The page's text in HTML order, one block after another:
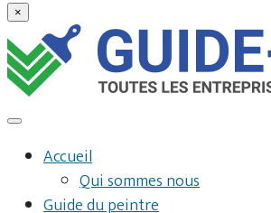
×
Accueil
Qui sommes nous
Guide du peintre